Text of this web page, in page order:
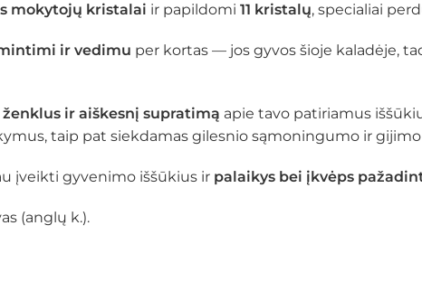
mokytojų kristalai ir papildomi 11 kristalų, specialiai
ir vedimu per kortas — jos gyvos šioje kaladėje,
ir aiškesnį supratimą apie tavo patiriamus
taip pat siekdamas gilesnio sąmoningumo ir
įveikti gyvenimo iššūkius ir palaikys bei įkvėps
(anglų k.).